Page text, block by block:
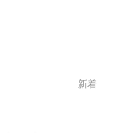
新着